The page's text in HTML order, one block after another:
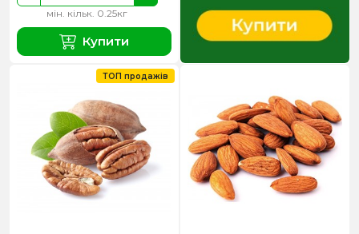
мін. кільк. 0.25кг
Купити
ТОП продажів